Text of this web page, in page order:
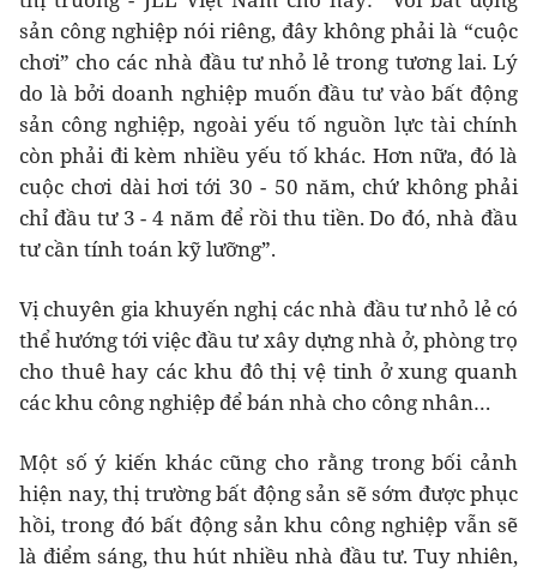
sản công nghiệp nói riêng, đây không phải là “cuộc
chơi” cho các nhà đầu tư nhỏ lẻ trong tương lai. Lý
do là bởi doanh nghiệp muốn đầu tư vào bất động
sản công nghiệp, ngoài yếu tố nguồn lực tài chính
còn phải đi kèm nhiều yếu tố khác. Hơn nữa, đó là
cuộc chơi dài hơi tới 30 - 50 năm, chứ không phải
chỉ đầu tư 3 - 4 năm để rồi thu tiền. Do đó, nhà đầu
tư cần tính toán kỹ lưỡng”.
Vị chuyên gia khuyến nghị các nhà đầu tư nhỏ lẻ có
thể hướng tới việc đầu tư xây dựng nhà ở, phòng trọ
cho thuê hay các khu đô thị vệ tinh ở xung quanh
các khu công nghiệp để bán nhà cho công nhân…
Một số ý kiến khác cũng cho rằng trong bối cảnh
hiện nay, thị trường bất động sản sẽ sớm được phục
hồi, trong đó bất động sản khu công nghiệp vẫn sẽ
là điểm sáng, thu hút nhiều nhà đầu tư. Tuy nhiên,